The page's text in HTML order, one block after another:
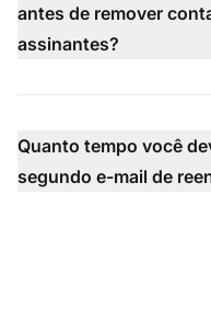
antes de remover
assinantes?
Quanto tempo você
segundo e-mail de